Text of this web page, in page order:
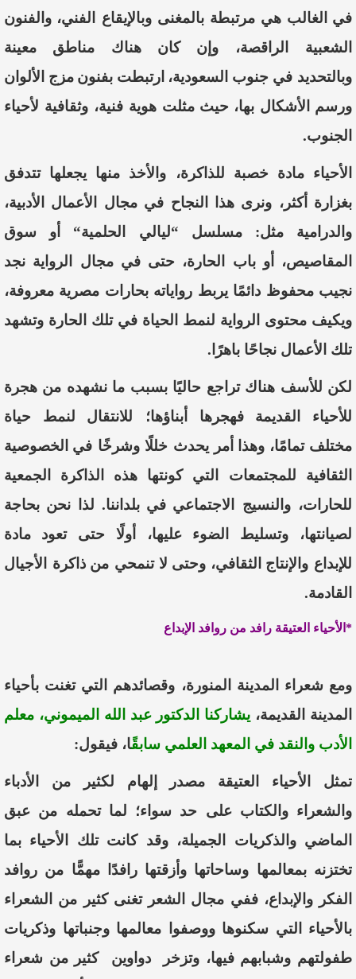
في الغالب هي مرتبطةبالمغنىوبالإيقاع الفني، والفنون
الشعبية
الراقصة، و ن كان هناك مناطق
معينة
وبالتحديد في جنوب السعودية، ارتبطت بفنون مزج الألوان
ورسم الأشكال بها، حيث مثلت هوية فنية، وثقافية لأحياء
الجنوب.
الأحياء مادة خصبة للذاكرة، والأخذ منها يجعلها تتدفق
بغزارة
أكثر، ونرى هذا النجاح فيمجال الأعمال الأدبية،
والدراميةمثل: مسلسل “ليالي الحلمية“ و
سوق
المقاصيص، أو باب الحارة، حتى في مجال الرواية نجد
نجيب محفوظ دائمًا يربط رواياته بحارات مصرية معروفة،
ويكيف محتوى الرواية لنمط الحياة في تلك الحارة وتشهد
تلك الأعمال نجاحًا باهرًا .
لكن للأسف هناك تراجع حاليًا بسبب ما نشهده من هجر ة
للأحياء القديمة فهجرها بناؤها؛ للانتقال لنمط
حياة
مختلف تمامًا، وهذا أمر يحدث خللًا وشرخًا في الخصوصية
الثقافية
للمجتمعات التي كونتها هذه الذاكر ة
الجمعية
للحارات،و النسيج الاجتماعي في بلد اننا. لذا نحن بحاجة
لصيانتها،وتسليط الضوء عليها، ولًا حتى تعود
مادة
للإبداع والإنتاج الثقافي، وحتى لا تنمحي من ذاكرة ا لأجيال
القادمة.
*الأحياء العتيقة رافد من روافد الإبداع
ومع شعراء المدينة المنورة، وقصائدهم التي تغنت بأحياء
المدينة القديمة، يشاركنا الدكتور عبد الله الميموني، معلم
الأدب والنقد في المعهد العلمي سابقًا، فيقول:
تمثل الأحياء العتيقة مصدر إلهام لكثير من
الأدباء
و الشعراء والكتاب على حد سواء؛ لماتحمله من عبق
الماضي والذكريات الجميلة، وقدكانت تلك الأحياء بما
تختزنه بمعالمها وساحاتها وأزقتها رافدًا مهمًّا من روافد
الفكر والإبداع، ففي مجال الشعر تغنى كثير من
الشعراء
بالأحياء
التي سكنوها ووصفوا معالمها وجنباتها وذكريات
طفولتهم وشبابهم فيها، وتزخر دواوين كثير من شعراء